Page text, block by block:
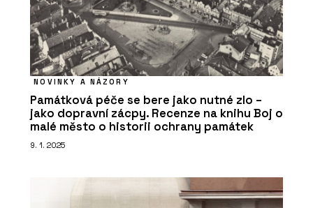
NOVINKY A NÁZORY
Památková péče se bere jako nutné zlo –
jako dopravní zácpy. Recenze na knihu Boj o
malé město o historii ochrany památek
9. 1. 2025